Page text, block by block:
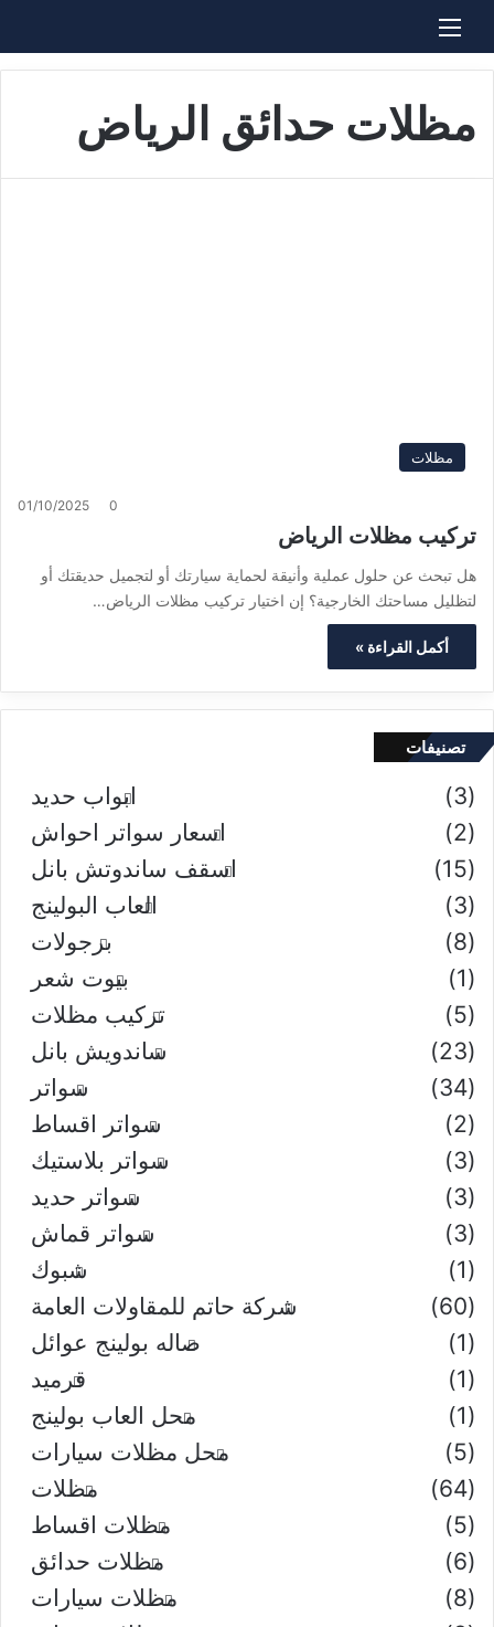
مظلات حدائق الرياض
مظلات
01/10/2025
تركيب مظلات الرياض
هل تبحث عن حلول عملية وأنيقة لحماية سيارتك أو لتجميل حديقتك أو
لتظليل مساحتك الخارجية؟ إن اختيار تركيب مظلات الرياض…
أكمل القراءة »
تصنيفات
ابواب حديد
(3)
اسعار سواتر احواش
(2)
اسقف ساندوتش بانل
(15)
العاب البولينج
(3)
برجولات
(8)
بيوت شعر
(1)
تركيب مظلات
(5)
ساندويش بانل
(23)
سواتر
(34)
سواتر اقساط
(2)
سواتر بلاستيك
(3)
سواتر حديد
(3)
سواتر قماش
(3)
شبوك
(1)
شركة حاتم للمقاولات العامة
(60)
صاله بولينج عوائل
(1)
قرميد
(1)
محل العاب بولينج
(1)
محل مظلات سيارات
(5)
مظلات
(64)
مظلات اقساط
(5)
مظلات حدائق
(6)
مظلات سيارات
(8)